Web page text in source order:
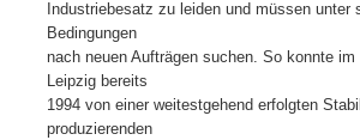
Industriebesatz zu leiden und müssen unter
Bedingungen
nach neuen Aufträgen suchen. So konnte im
Leipzig bereits
1994 von einer weitestgehend erfolgten
produzierenden